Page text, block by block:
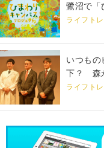
鷺沼で「
ライフト
いつもの
下？ 森
ライフト